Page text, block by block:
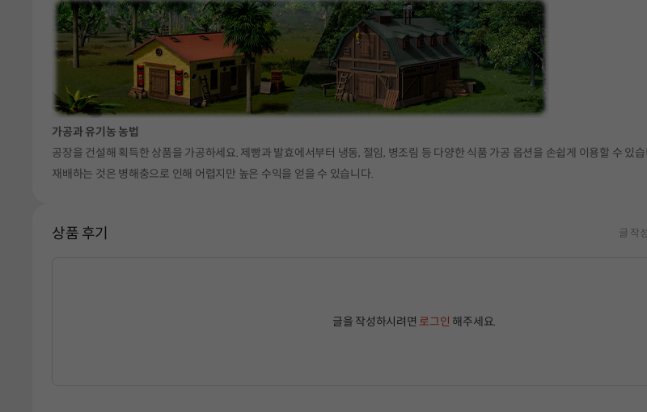
가공과 유기농 농법
공장을 건설해 획득한 상품을 가공하세요. 제빵과 발효에서부터 냉동, 절임, 병조림 등 다양한 식품 가공 옵션을 손쉽게 이용할 수 있
재배하는 것은 병해충으로 인해 어렵지만 높은 수익을 얻을 수 있습니다.
상품 후기 글 작
글을 작성하시려면 로그인 해주세요.